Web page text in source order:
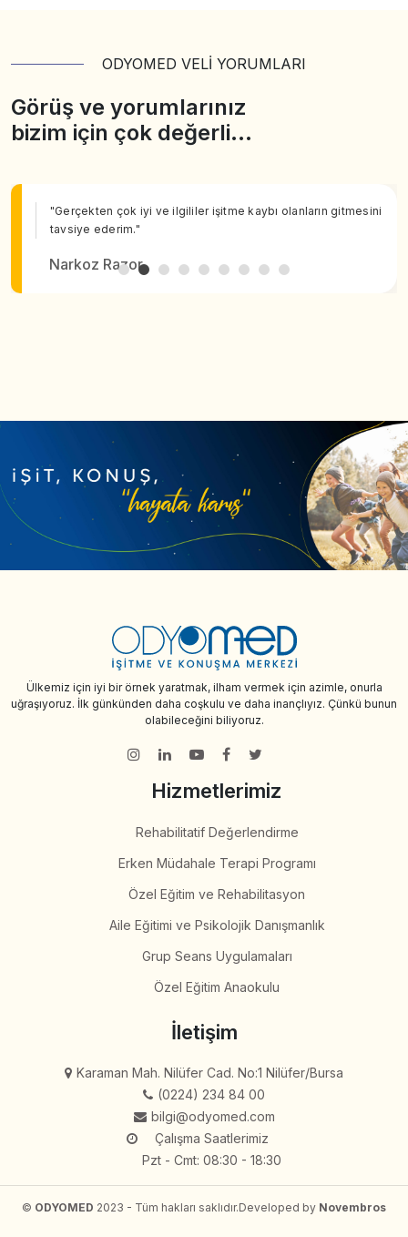
ODYOMED VELİ YORUMLARI
Görüş ve yorumlarınız
bizim için çok değerli…
"Gerçekten çok iyi ve ilgililer işitme kaybı olanların gitmesini
tavsiye ederim."
Narkoz Razor
Ülkemiz için iyi bir örnek yaratmak, ilham vermek için azimle, onurla
uğraşıyoruz. İlk günkünden daha coşkulu ve daha inançlıyız. Çünkü bunun
olabileceğini biliyoruz.
Hizmetlerimiz
Rehabilitatif Değerlendirme
Erken Müdahale Terapi Programı
Özel Eğitim ve Rehabilitasyon
Aile Eğitimi ve Psikolojik Danışmanlık
Grup Seans Uygulamaları
Özel Eğitim Anaokulu
İletişim
Karaman Mah. Nilüfer Cad. No:1 Nilüfer/Bursa
(0224) 234 84 00
bilgi@odyomed.com
Çalışma Saatlerimiz
Pzt - Cmt: 08:30 - 18:30
© ODYOMED 2023 - Tüm hakları saklıdır.Developed by Novembros